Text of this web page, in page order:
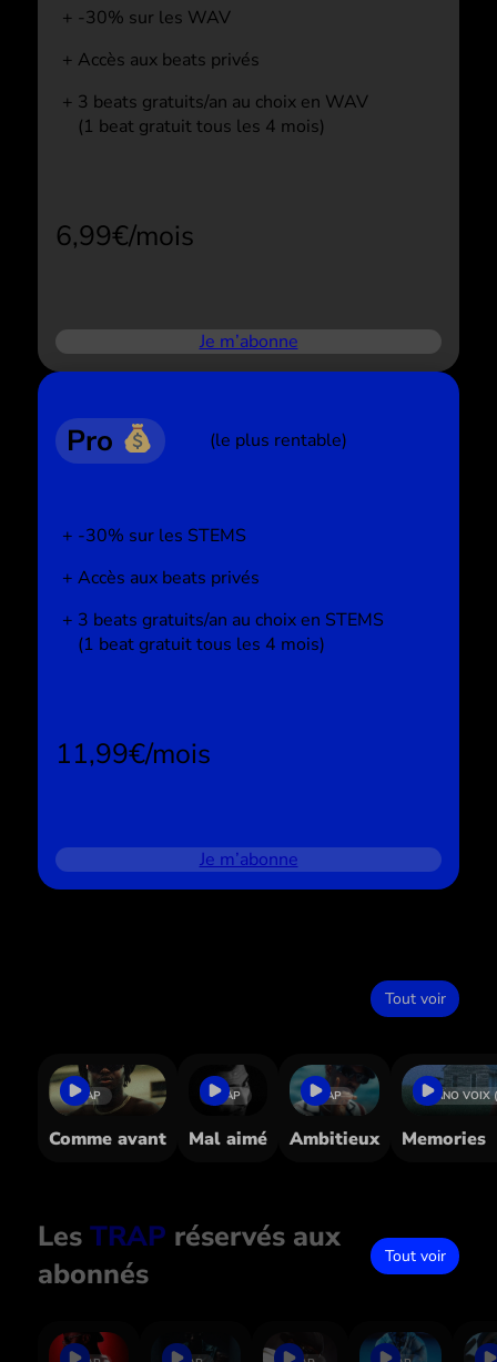
-30% sur les WAV
Accès aux beats privés
3 beats gratuits/an au choix en WAV
(1 beat gratuit tous les 4 mois)
6,99€/mois
Je m’abonne
Pro (le plus rentable)
-30% sur les STEMS
Accès aux beats privés
3 beats gratuits/an au choix en STEMS
(1 beat gratuit tous les 4 mois)
11,99€/mois
Je m’abonne
Tout voir
TRAP
Comme avant
TRAP
Mal aimé
TRAP
Ambitieux
PIANO VOIX
Memories
Les TRAP réservés aux
abonnés
Tout voir